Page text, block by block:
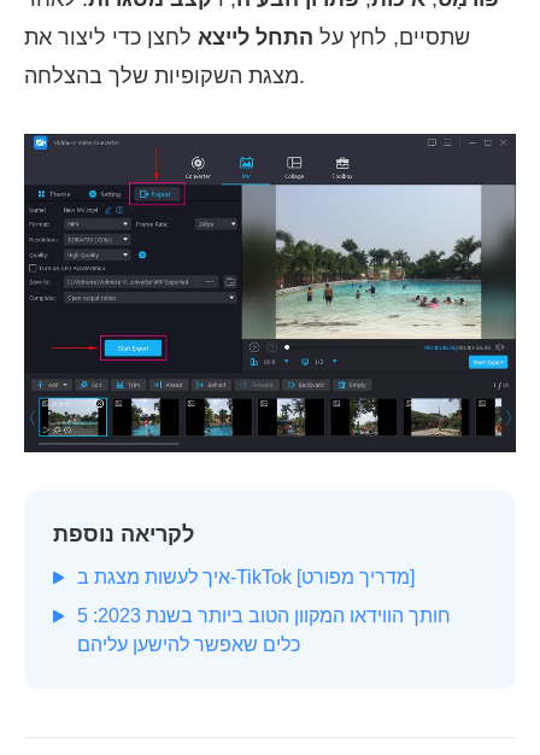
שתסיים, לחץ על התחל לייצא לחצן כדי ליצור את
מצגת השקופיות שלך בהצלחה.
לקריאה נוספת
איך לעשות מצגת ב-TikTok [מדריך מפורט]
חותך הווידאו המקוון הטוב ביותר בשנת 2023: 5
כלים שאפשר להישען עליהם